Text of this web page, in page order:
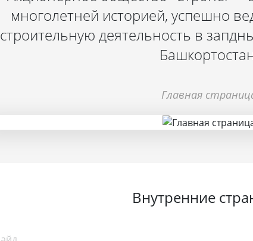
многолетней историей, успешно
строительную деятельность в
Главная
Внутренние